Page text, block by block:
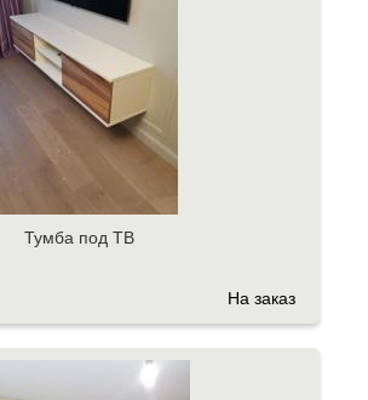
Тумба под ТВ
На заказ